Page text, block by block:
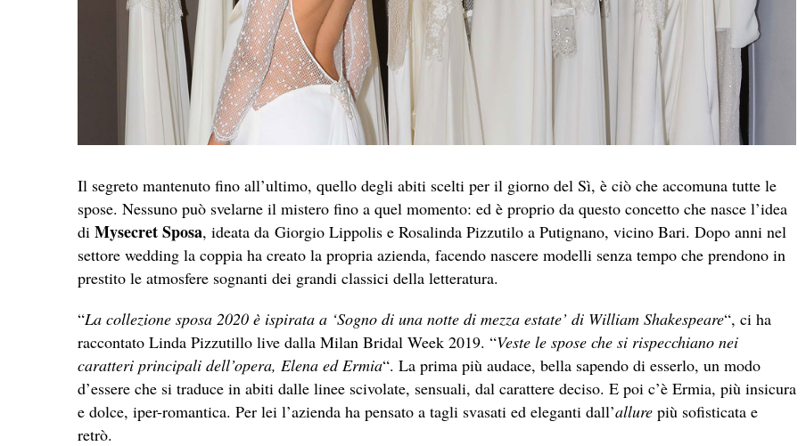
Il segreto mantenuto fino all’ultimo, quello degli abiti scelti per il giorno del Sì, è ciò che accomuna tutte le
spose. Nessuno può svelarne il mistero fino a quel momento: ed è proprio da questo concetto che nasce l’idea
di Mysecret Sposa, ideata da Giorgio Lippolis e Rosalinda Pizzutilo a Putignano, vicino Bari. Dopo anni nel
settore wedding la coppia ha creato la propria azienda, facendo nascere modelli senza tempo che prendono in
prestito le atmosfere sognanti dei grandi classici della letteratura.
“La collezione sposa 2020 è ispirata a ‘Sogno di una notte di mezza estate’ di William Shakespeare“, ci ha
raccontato Linda Pizzutillo live dalla Milan Bridal Week 2019. “Veste le spose che si rispecchiano nei
caratteri principali dell’opera, Elena ed Ermia“. La prima più audace, bella sapendo di esserlo, un modo
d’essere che si traduce in abiti dalle linee scivolate, sensuali, dal carattere deciso. E poi c’è Ermia, più insicura
e dolce, iper-romantica. Per lei l’azienda ha pensato a tagli svasati ed eleganti dall’allure più sofisticata e
retrò.